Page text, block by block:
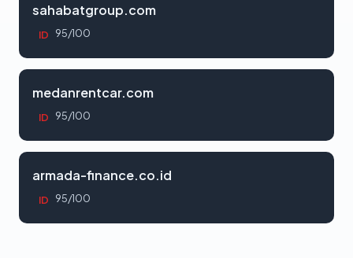
sahabatgroup.com
ID 95/100
medanrentcar.com
ID 95/100
armada-finance.co.id
ID 95/100